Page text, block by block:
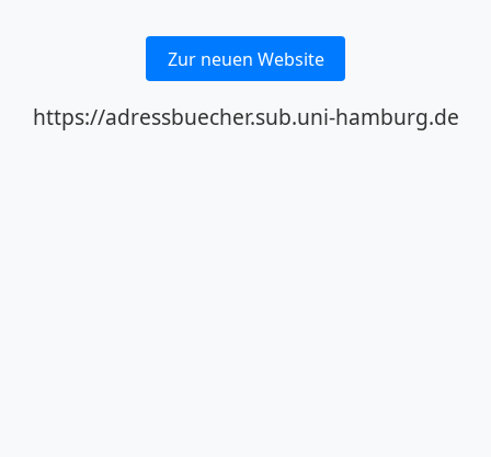
Zur neuen Website
https://adressbuecher.sub.uni-hamburg.de